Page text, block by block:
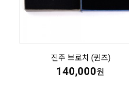
진주 브로치 (퀸즈)
140,000원